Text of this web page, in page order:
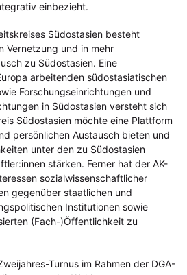
einbezieht.
Südostasien besteht
Vernetzung und in mehr
zu Südostasien. Eine
arbeitenden südostasiatischen
Forschungseinrichtungen und
in Südostasien versteht sich
Südostasien möchte eine Plattform
persönlichen Austausch bieten und
unter den zu Südostasien
stärken. Ferner hat der AK-
sozialwissenschaftlicher
gegenüber staatlichen und
Institutionen sowie
(Fach-)Öffentlichkeit zu
Turnus im Rahmen der DGA-